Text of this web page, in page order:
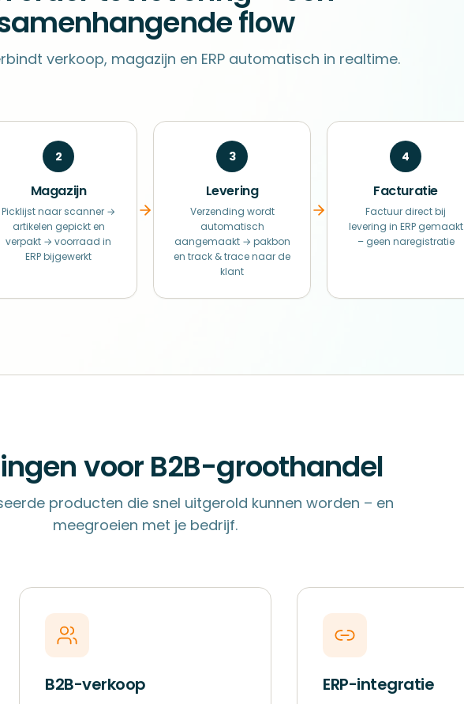
flow
verkoop, magazijn en ERP automatisch in realtime.
2
Magazijn
Picklijst naar scanner →
artikelen gepickt en
verpakt → voorraad in
ERP bijgewerkt
3
Levering
Verzending wordt
automatisch
aangemaakt → pakbon
en track & trace naar de
klant
4
Facturatie
Factuur direct bij
levering in ERP gemaakt
– geen naregistratie
voor B2B-groothandel
producten die snel uitgerold kunnen worden – en
meegroeien met je bedrijf.
B2B-verkoop ERP-integratie